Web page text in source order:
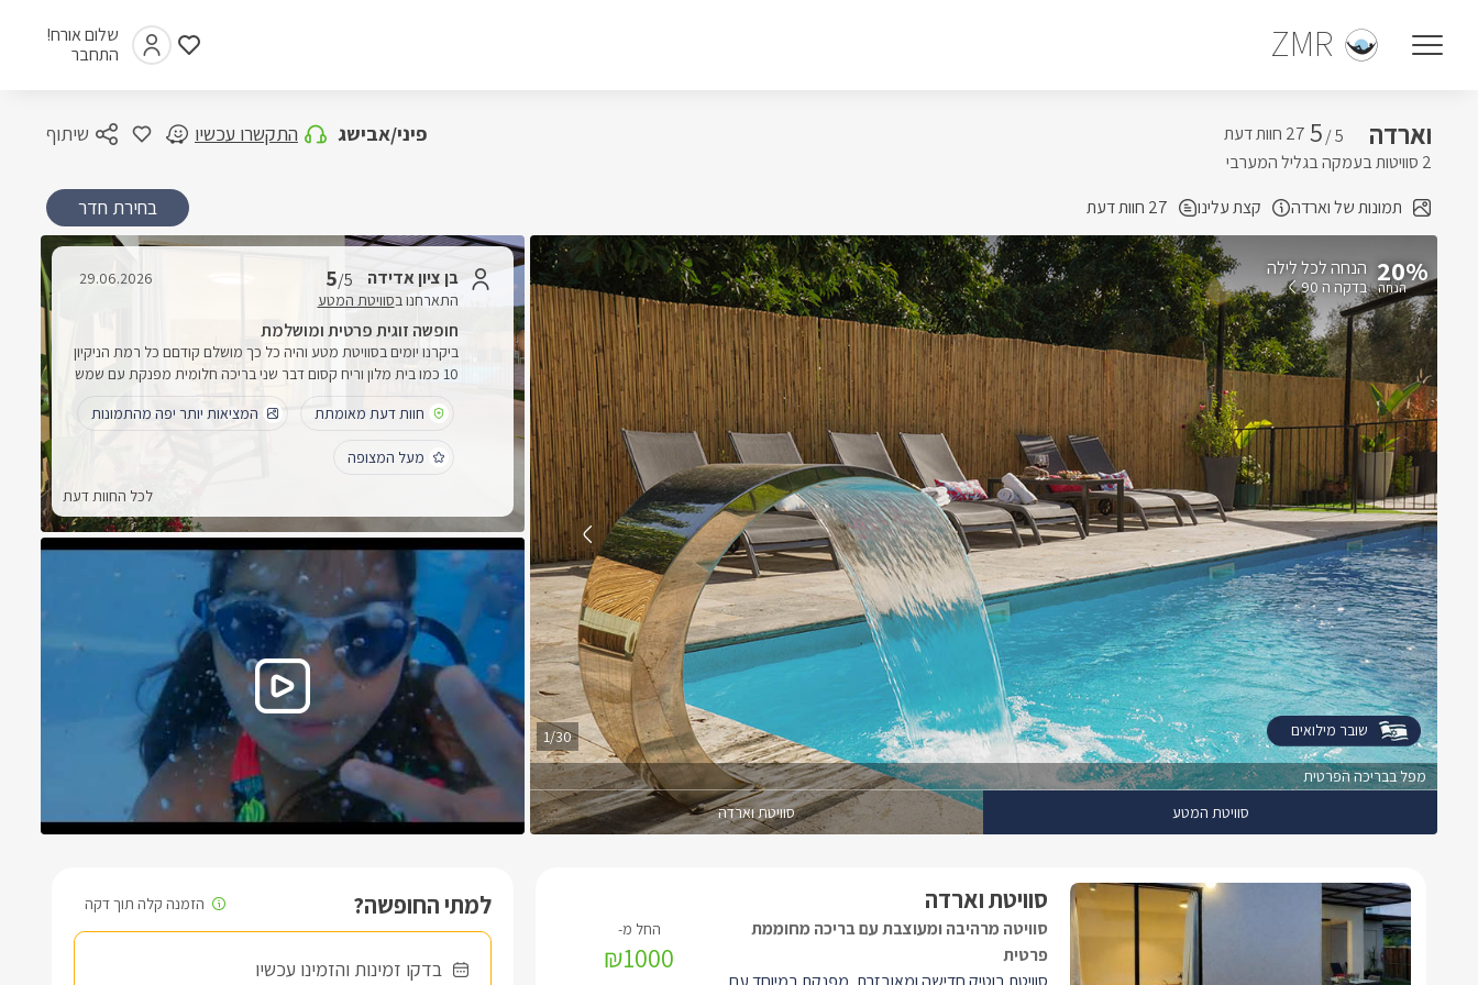
ZMR
שלום אורח!
התחבר
וארדה 5 /
5
2 סוויטות בעמקה בגליל המערבי
תמונות של וארדה
קצת עלינו 27 חוות דעת
שיתוף פיני/אבישג התקשרו עכשיו
בחירת חדר
מפל בבריכה הפרטית
1/30
סוויטת המטע סוויטת וארדה
20% הנחה לכל לילה
בדקה ה 90 בן ציון אדידה 5/5
התארחנו בסוויטת המטע
29.06.2026
חופשה זוגית פרטית ומושלמת
ביקרנו יומים בסוויטת מטע והיה כל כך מושלם קודםם כל רמת הניקיון
10 כמו בית מלון וריח קסום דבר שני בריכה חלומית מפנקת עם שמש
ממכר לגמריאיבזור מושלם מקומות ישיבה גריל דשא מטבח כל מה
שצריך בשביל לבוא להרפות ולהנות
חוות דעת מאומתת המציאות יותר יפה מהתמונות
מעל המצופה
לכל החוות דעת
שובר מילואים
למתי החופשה?
בדקו זמינות והזמינו עכשיו
סוויטת וארדה
סוויטה מרהיבה ומעוצבת עם בריכה מחוממת
פרטית
₪1000